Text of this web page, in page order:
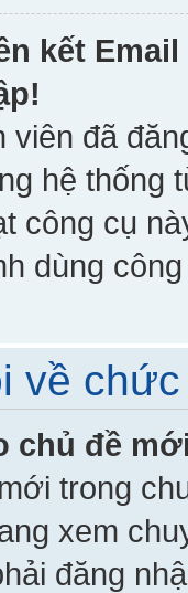
kết
viên đã
hệ thống
công cụ
dùng
về
chủ đề
trong
xem
đăng